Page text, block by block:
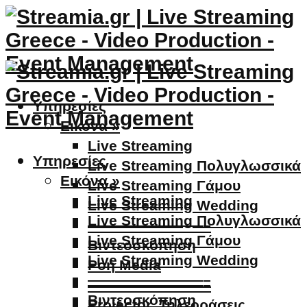
Υπηρεσίες
Εικόνα »
Live Streaming
Live Streaming Πολυγλωσσικά
Live Streaming Γάμου
Live Streaming Wedding
————————–
Βιντεοσκόπηση
Ροή Media
————————–
Υπηρεσίες
Εικόνα »
Live Streaming
Live Streaming Πολυγλωσσικά
Live Streaming Γάμου
Live Streaming Wedding
————————–
Βιντεοσκόπηση